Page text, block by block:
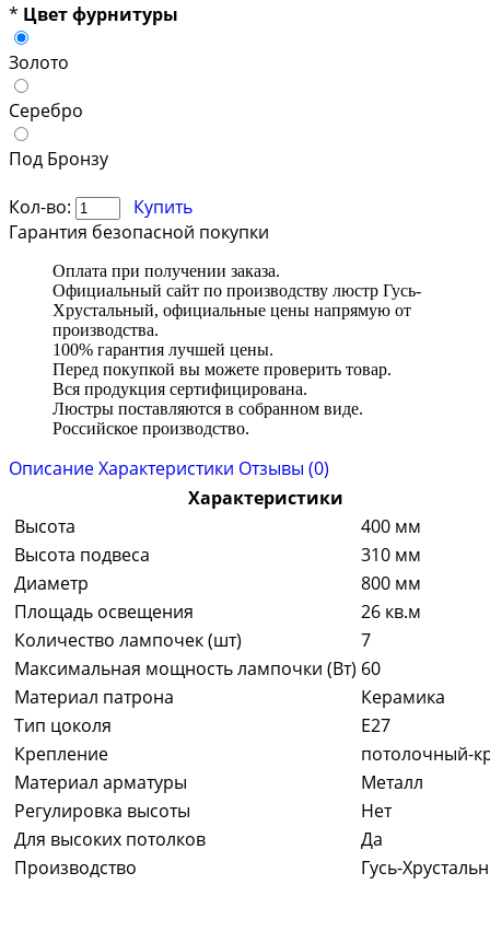
* Цвет фурнитуры
Золото
Серебро
Под Бронзу
Кол-во:
Купить
Гарантия безопасной покупки
Оплата при получении заказа.
Официальный сайт по производству люстр Гусь-
Хрустальный, официальные цены напрямую от
производства.
100% гарантия лучшей цены.
Перед покупкой вы можете проверить товар.
Вся продукция сертифицирована.
Люстры поставляются в собранном виде.
Российское производство.
ОписаниеХарактеристики Отзывы (0)
Характеристики
Высота
400 мм
Высота подвеса
310 мм
Диаметр
800 мм
Площадь освещения
26 кв.м
Количество лампочек (шт)
7
Максимальная мощность лампочки (Вт) 60
Материал патрона
Керамика
Тип цоколя
E27
Крепление
потолочный-
Материал арматуры
Металл
Регулировка высоты
Нет
Для высоких потолков
Да
Производство
Гусь-